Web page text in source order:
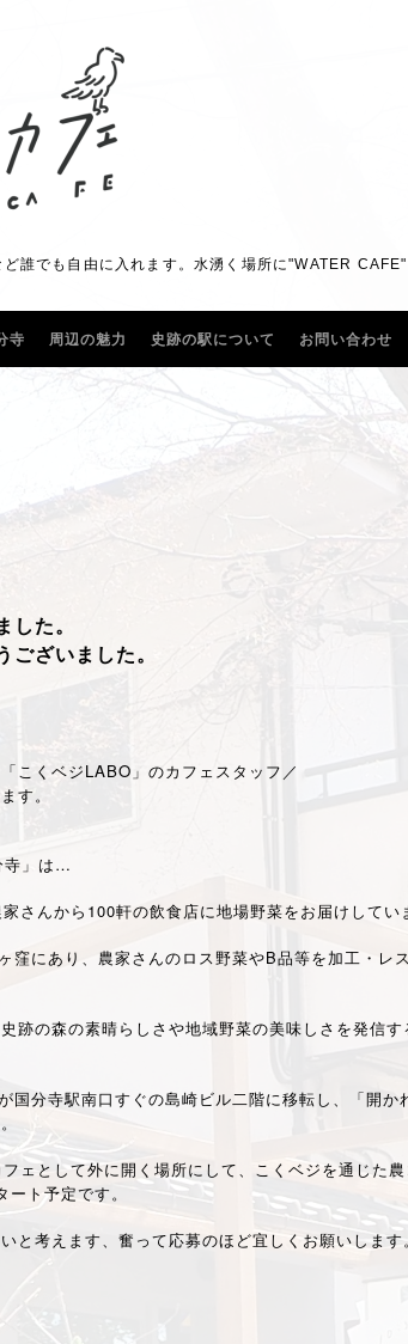
誰でも自由に入れます。水湧く場所に"WATER CAFE"
寺 周辺の魅力 史跡の駅について お問い合わせ
た。
ざいました。
こくベジLABO」のカフェスタッフ／
す。
寺」は…
さんから100軒の飲食店に地場野菜をお届けしてい
窪にあり、農家さんのロス野菜やB品等を加工・レ
跡の森の素晴らしさや地域野菜の美味しさを発信す
国分寺駅南口すぐの島崎ビル二階に移転し、「開か
ェとして外に開く場所にして、こくベジを通じた
ト予定です。
と考えます、奮って応募のほど宜しくお願いします。